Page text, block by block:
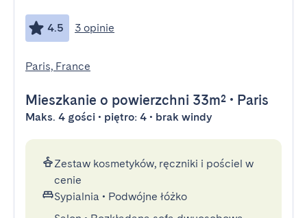
4.5 3 opinie
Paris, France
Mieszkanie o powierzchni 33m² • Paris
Maks. 4 gości • piętro: 4 • brak windy
Zestaw kosmetyków, ręczniki i pościel w
cenie
Sypialnia • Podwójne łóżko